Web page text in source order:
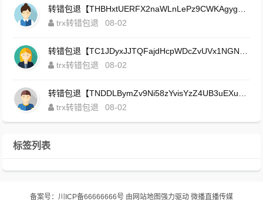
trx转错包退
08-02
trx转错包退
08-02
trx转错包退
08-02
标签列表
备案号： 川ICP备66666666号 由 网站地图强力驱动 微播直播传媒